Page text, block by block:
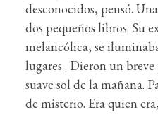
desconocidos, pensó.
dos pequeños libros. Su
melancólica, se
lugares . Dieron un
suave sol de la mañana.
de misterio. Era quien